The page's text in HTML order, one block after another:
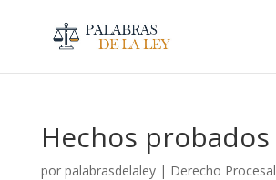
Hechos probados
por palabrasdelaley| Derecho Procesal